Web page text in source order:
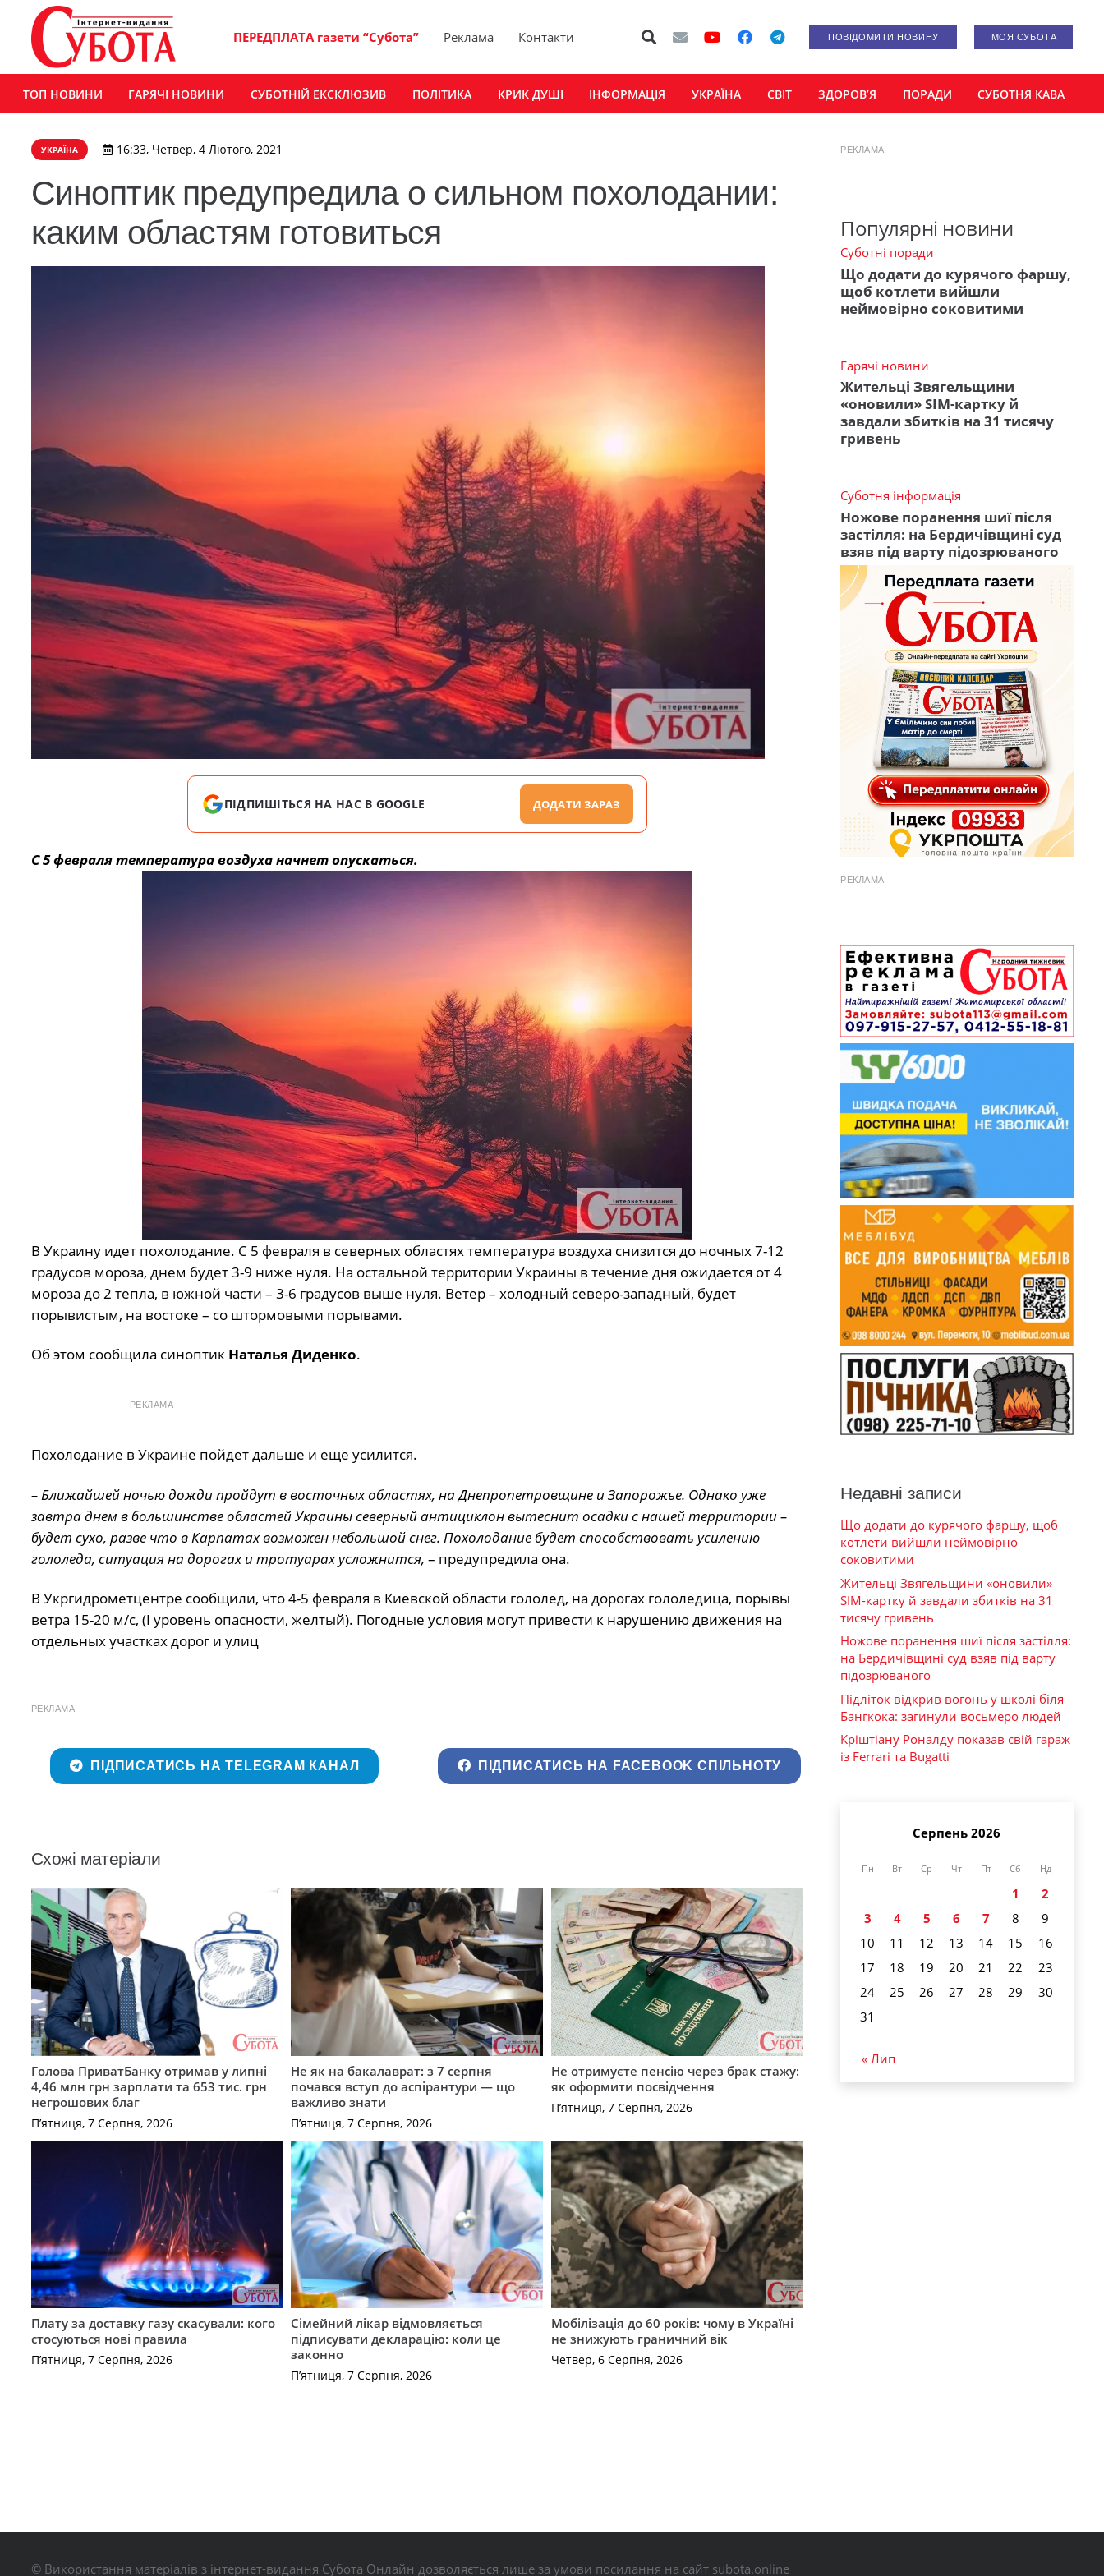
ПЕРЕДПЛАТА газети “Субота” Реклама Контакти ПОВІДОМИТИ НОВИНУ МОЯ СУБОТА
ТОП НОВИНИ ГАРЯЧІ НОВИНИ СУБОТНІЙ ЕКСКЛЮЗИВ ПОЛІТИКА КРИК ДУШІ ІНФОРМАЦІЯ УКРАЇНА СВІТ ЗДОРОВ’Я ПОРАДИ СУБОТНЯ КАВА
УКРАЇНА 16:33, Четвер, 4 Лютого, 2021
Синоптик предупредила о сильном похолодании:
каким областям готовиться
ПІДПИШІТЬСЯ НА НАС В GOOGLE ДОДАТИ ЗАРАЗ
С 5 февраля температура воздуха начнет опускаться.
В Украину идет похолодание. С 5 февраля в северных областях температура воздуха снизится до ночных 7-12
градусов мороза, днем ​​будет 3-9 ниже нуля. На остальной территории Украины в течение дня ожидается от 4
мороза до 2 тепла, в южной части – 3-6 градусов выше нуля. Ветер – холодный северо-западный, будет
порывистым, на востоке – со штормовыми порывами.
Об этом сообщила синоптик Наталья Диденко.
РЕКЛАМА
Похолодание в Украине пойдет дальше и еще усилится.
– Ближайшей ночью дожди пройдут в восточных областях, на Днепропетровщине и Запорожье. Однако уже
завтра днем ​​в большинстве областей Украины северный антициклон вытеснит осадки с нашей территории –
будет сухо, разве что в Карпатах возможен небольшой снег. Похолодание будет способствовать усилению
гололеда, ситуация на дорогах и тротуарах усложнится, – предупредила она.
В Укргидрометцентре сообщили, что 4-5 февраля в Киевской области гололед, на дорогах гололедица, порывы
ветра 15-20 м/с, (I уровень опасности, желтый). Погодные условия могут привести к нарушению движения на
отдельных участках дорог и улиц
РЕКЛАМА
ПІДПИСАТИСЬ НА TELEGRAM КАНАЛ ПІДПИСАТИСЬ НА FACEBOOK СПІЛЬНОТУ
Схожі матеріали
Голова ПриватБанку отримав у липні
4,46 млн грн зарплати та 653 тис. грн
негрошових благ
П’ятниця, 7 Серпня, 2026
Не як на бакалаврат: з 7 серпня
почався вступ до аспірантури — що
важливо знати
П’ятниця, 7 Серпня, 2026
Не отримуєте пенсію через брак стажу:
як оформити посвідчення
П’ятниця, 7 Серпня, 2026
Плату за доставку газу скасували: кого
стосуються нові правила
П’ятниця, 7 Серпня, 2026
Сімейний лікар відмовляється
підписувати декларацію: коли це
законно
П’ятниця, 7 Серпня, 2026
Мобілізація до 60 років: чому в Україні
не знижують граничний вік
Четвер, 6 Серпня, 2026
РЕКЛАМА
Популярні новини
Суботні поради
Що додати до курячого фаршу,
щоб котлети вийшли
неймовірно соковитими
Гарячі новини
Жительці Звягельщини
«оновили» SIM-картку й
завдали збитків на 31 тисячу
гривень
Суботня інформація
Ножове поранення шиї після
застілля: на Бердичівщині суд
взяв під варту підозрюваного
РЕКЛАМА
Недавні записи
Що додати до курячого фаршу, щоб
котлети вийшли неймовірно
соковитими
Жительці Звягельщини «оновили»
SIM-картку й завдали збитків на 31
тисячу гривень
Ножове поранення шиї після застілля:
на Бердичівщині суд взяв під варту
підозрюваного
Підліток відкрив вогонь у школі біля
Бангкока: загинули восьмеро людей
Кріштіану Роналду показав свій гараж
із Ferrari та Bugatti
Серпень 2026
Пн Вт Ср Чт Пт Сб Нд
1
2
3
4 5 6 7 8
9
10
11 12 13 14 15
16
17
18 19 20 21 22
23
24
25 26 27 28 29
30
31
« Лип
© Використання матеріалів з інтернет-видання Субота Онлайн дозволяється лише за умови посилання на сайт subota.online